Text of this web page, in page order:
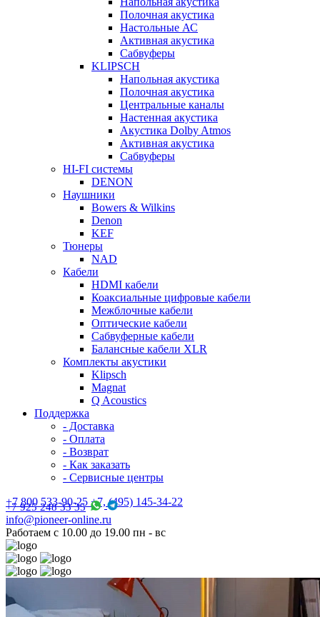
Полочная акустика
Настольные АС
Активная акустика
Сабвуферы
KLIPSCH
Напольная акустика
Полочная акустика
Центральные каналы
Настенная акустика
Акустика Dolby Atmos
Активная акустика
Сабвуферы
HI-FI системы
DENON
Наушники
Bowers & Wilkins
Denon
KEF
Тюнеры
NAD
Кабели
HDMI кабели
Коаксиальные цифровые кабели
Межблочные кабели
Оптические кабели
Сабвуферные кабели
Балансные кабели XLR
Комплекты акустики
Klipsch
Magnat
Q Acoustics
Поддержка
- Доставка
- Оплата
- Возврат
- Как заказать
- Сервисные центры
+7 800 533-90-25 +7, (495) 145-34-22
+7 925 248 33 35
info@pioneer-online.ru
Работаем с 10.00 до 19.00 пн - вс